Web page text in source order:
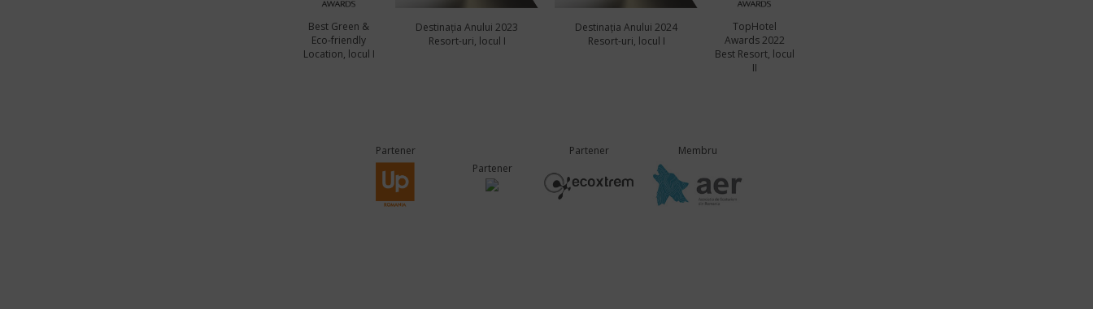
Best Green &
Eco-friendly
Location, locul I
Destinația Anului 2023
Resort-uri, locul I
Destinația Anului 2024
Resort-uri, locul I
TopHotel
Awards 2022
Best Resort, locul
II
Partener
Partener
Partener Membru